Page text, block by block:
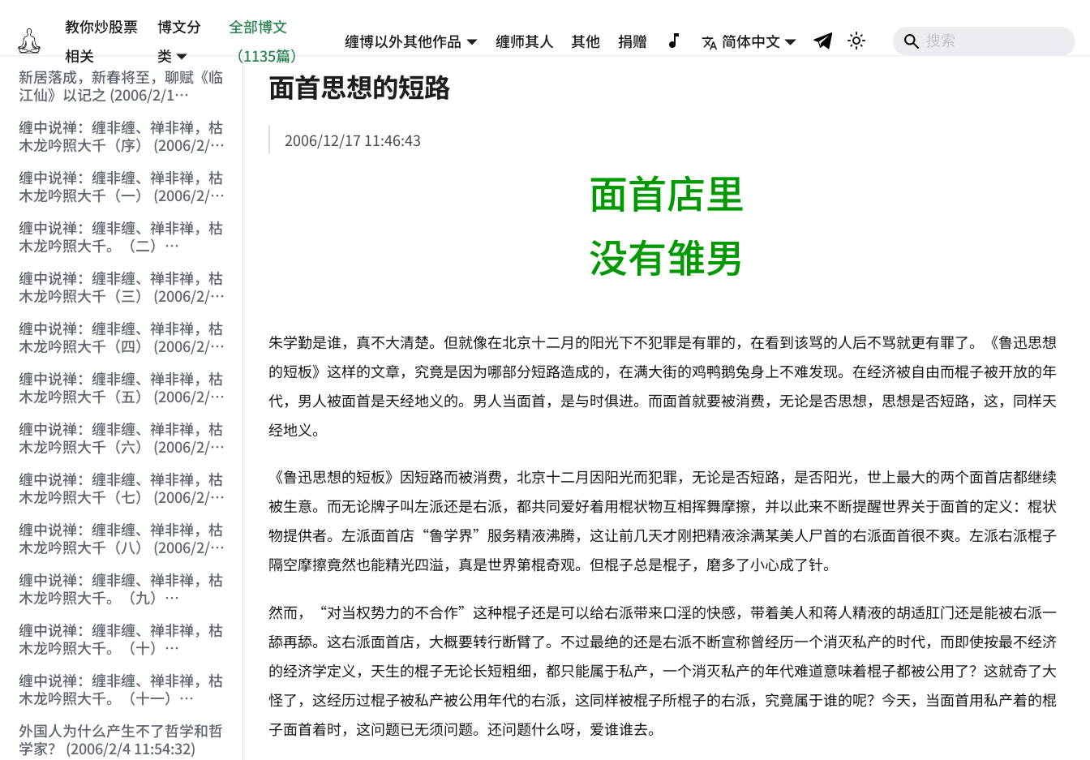
教你炒股票
相关
博文分
类
全部博文
（1135篇）
缠博以外其他作品 缠师其人 其他 捐赠
简体中文
新居落成，新春将至，聊赋《临
江仙》以记之 (2006/2/1
缠中说禅：缠非缠、禅非禅，枯
木龙吟照大千（序） (2006/2/1
缠中说禅：缠非缠、禅非禅，枯
木龙吟照大千（一） (2006/2/1
缠中说禅：缠非缠、禅非禅，枯
木龙吟照大千。（二）
缠中说禅：缠非缠、禅非禅，枯
木龙吟照大千（三） (2006/2/1
缠中说禅：缠非缠、禅非禅，枯
木龙吟照大千（四） (2006/2/1
缠中说禅：缠非缠、禅非禅，枯
木龙吟照大千（五） (2006/2/2
缠中说禅：缠非缠、禅非禅，枯
木龙吟照大千（六） (2006/2/2
缠中说禅：缠非缠、禅非禅，枯
木龙吟照大千（七） (2006/2/2
缠中说禅：缠非缠、禅非禅，枯
木龙吟照大千（八） (2006/2/2
缠中说禅：缠非缠、禅非禅，枯
木龙吟照大千。（九）
缠中说禅：缠非缠、禅非禅，枯
木龙吟照大千。（十）
缠中说禅：缠非缠、禅非禅，枯
木龙吟照大千。（十一）
外国人为什么产生不了哲学和哲
学家？ (2006/2/4 11:54:32)
面首思想的短路
2006/12/17 11:46:43
面首店里
没有雏男
朱学勤是谁，真不大清楚。但就像在北京十二月的阳光下不犯罪是有罪的，在看到该骂的人后不骂就更有罪了。《鲁迅思想
的短板》这样的文章，究竟是因为哪部分短路造成的，在满大街的鸡鸭鹅兔身上不难发现。在经济被自由而棍子被开放的年
代，男人被面首是天经地义的。男人当面首，是与时俱进。而面首就要被消费，无论是否思想，思想是否短路，这，同样天
经地义。
《鲁迅思想的短板》因短路而被消费，北京十二月因阳光而犯罪，无论是否短路，是否阳光，世上最大的两个面首店都继续
被生意。而无论牌子叫左派还是右派，都共同爱好着用棍状物互相挥舞摩擦，并以此来不断提醒世界关于面首的定义：棍状
物提供者。左派面首店“鲁学界”服务精液沸腾，这让前几天才刚把精液涂满某美人尸首的右派面首很不爽。左派右派棍子
隔空摩擦竟然也能精光四溢，真是世界第棍奇观。但棍子总是棍子，磨多了小心成了针。
然而，“对当权势力的不合作”这种棍子还是可以给右派带来口淫的快感，带着美人和蒋人精液的胡适肛门还是能被右派一
舔再舔。这右派面首店，大概要转行断臂了。不过最绝的还是右派不断宣称曾经历一个消灭私产的时代，而即使按最不经济
的经济学定义，天生的棍子无论长短粗细，都只能属于私产，一个消灭私产的年代难道意味着棍子都被公用了？这就奇了大
怪了，这经历过棍子被私产被公用年代的右派，这同样被棍子所棍子的右派，究竟属于谁的呢？今天，当面首用私产着的棍
子面首着时，这问题已无须问题。还问题什么呀，爱谁谁去。